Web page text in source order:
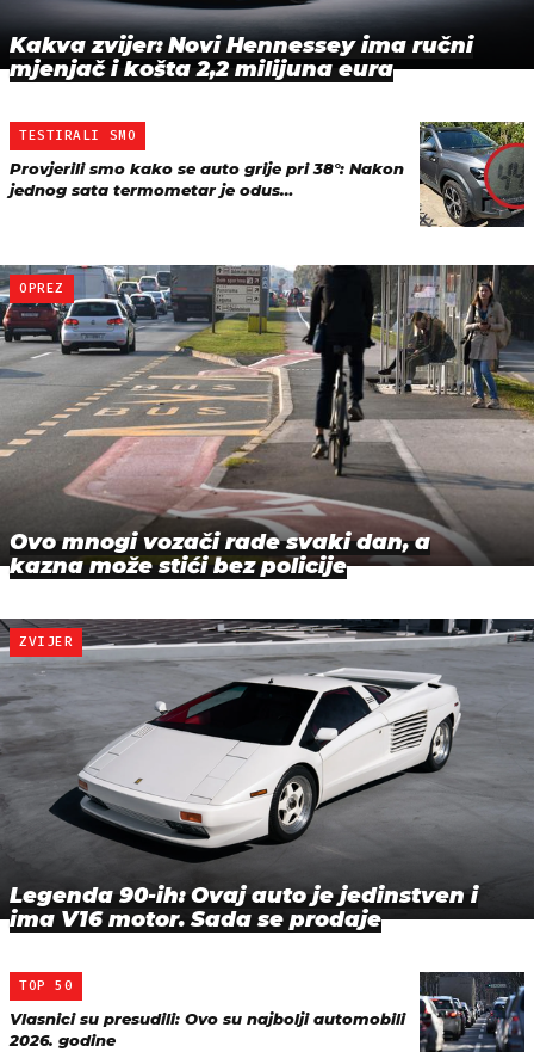
Kakva zvijer: Novi Hennessey ima ručni
mjenjač i košta 2,2 milijuna eura
TESTIRALI SMO
Provjerili smo kako se auto grije pri 38°: Nakon
jednog sata termometar je odus…
OPREZ
Ovo mnogi vozači rade svaki dan, a
kazna može stići bez policije
ZVIJER
Legenda 90-ih: Ovaj auto je jedinstven i
ima V16 motor. Sada se prodaje
TOP 50
Vlasnici su presudili: Ovo su najbolji automobili
2026. godine